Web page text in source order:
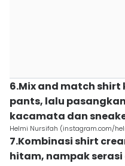
6.Mix and match
pants, lalu
kacamata dan
Helmi Nursifah (instagram.com/
7.Kombinasi shirt
hitam, nampak